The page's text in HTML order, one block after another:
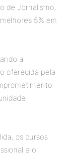
de Jornalismo,
5% em
a
oferecida pela
os cursos
e o